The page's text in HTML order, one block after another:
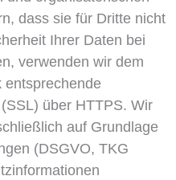
dass sie für Dritte nicht
Ihrer Daten bei
verwenden wir dem
entsprechende
über HTTPS. Wir
auf Grundlage
(DSGVO, TKG